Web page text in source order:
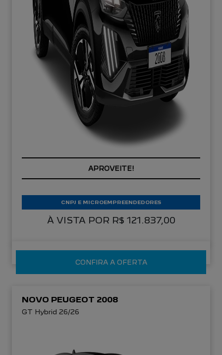
PREÇOS REDUZIDOS
À VISTA POR R$ 121.837,00
CNPJ E MICROEMPREENDEDORES
CONFIRA A OFERTA
NOVO PEUGEOT 2008
GT Hybrid 26/26